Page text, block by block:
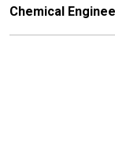
Chemical